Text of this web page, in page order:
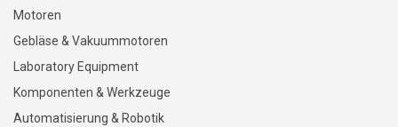
Motoren
Gebläse & Vakuummotoren
Laboratory Equipment
Komponenten & Werkzeuge
Automatisierung & Robotik